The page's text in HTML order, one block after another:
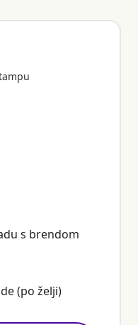
s brendom
(po želji)